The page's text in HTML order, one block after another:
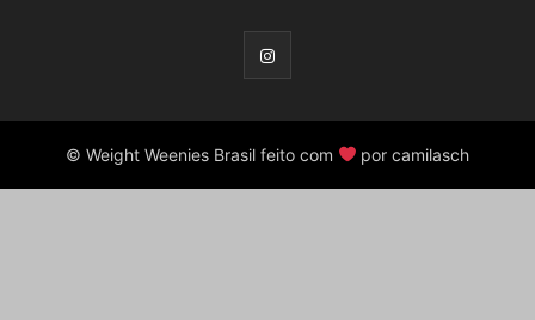
© Weight Weenies Brasil feito com por camilasch